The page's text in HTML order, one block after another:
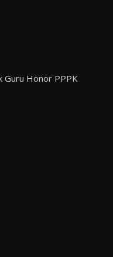
Guru Honor PPPK